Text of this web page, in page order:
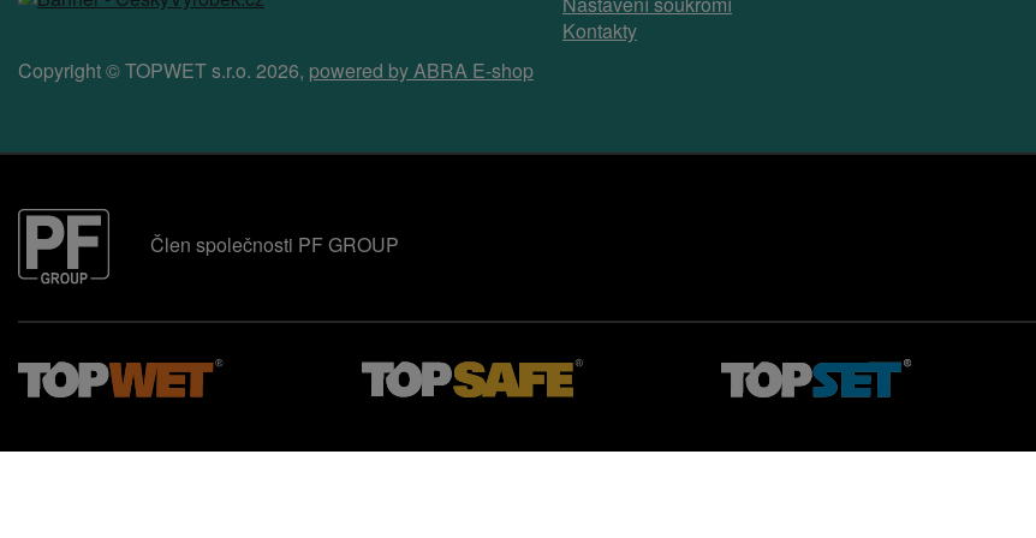
Kontakty
Copyright © TOPWET s.r.o. 2026, powered by ABRA E-shop
Člen společnosti PF GROUP